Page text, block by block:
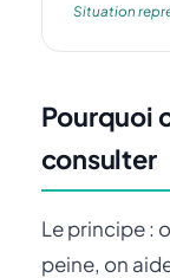
Situation
Pourquoi
consulter
Le principe :
peine, on